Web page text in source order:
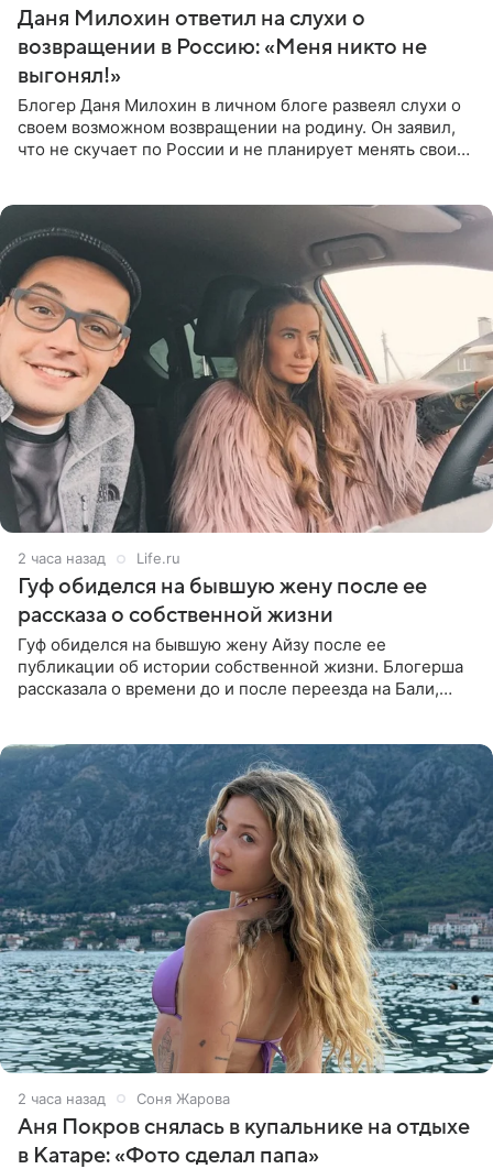
Даня Милохин ответил на слухи о
возвращении в Россию: «Меня никто не
выгонял!»
Блогер Даня Милохин в личном блоге развеял слухи о
своем возможном возвращении на родину. Он заявил,
что не скучает по России и не планирует менять свои
2 часа назад Life.ru
Гуф обиделся на бывшую жену после ее
рассказа о собственной жизни
Гуф обиделся на бывшую жену Айзу после ее
публикации об истории собственной жизни. Блогерша
рассказала о времени до и после переезда на Бали,
2 часа назад Соня Жарова
Аня Покров снялась в купальнике на отдыхе
в Катаре: «Фото сделал папа»